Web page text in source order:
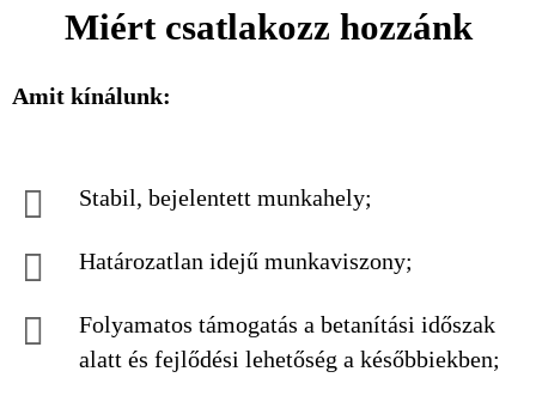
Miért csatlakozz hozzánk
Amit kínálunk:
Stabil, bejelentett munkahely;
Határozatlan idejű munkaviszony;
Folyamatos támogatás a betanítási időszak
alatt és fejlődési lehetőség a későbbiekben;